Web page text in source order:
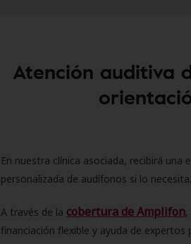
Atención auditiva
En nuestra clínica asociada, recibirá una
personalizada de audífonos si lo necesita.
A través de la cobertura de Amplifon,
financiación flexible y ayuda de